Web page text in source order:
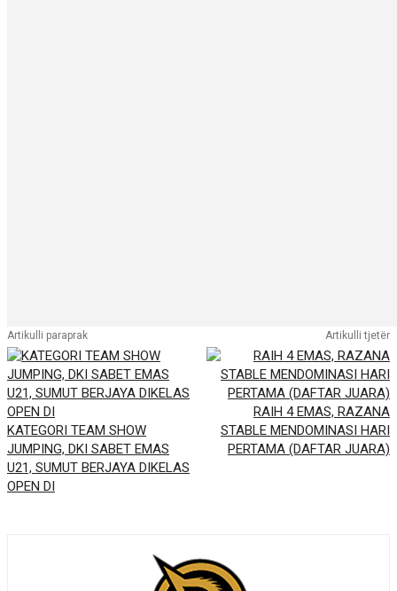
Artikulli paraprak
KATEGORI TEAM SHOW
JUMPING, DKI SABET EMAS
U21, SUMUT BERJAYA DIKELAS
OPEN DI
Artikulli tjetër
RAIH 4 EMAS, RAZANA
STABLE MENDOMINASI HARI
PERTAMA (DAFTAR JUARA)